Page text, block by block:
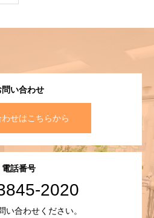
問い合わせ
せはこちらから
電話番号
2020
い合わせください。